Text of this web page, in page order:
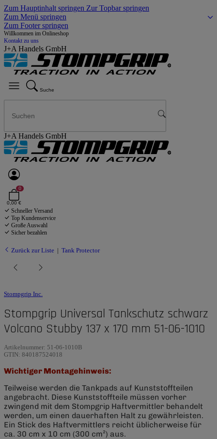
Zum Hauptinhalt springen Zur Topbar springen
Zum Menü springen
Zum Footer springen
Willkommen im Onlineshop
Kontakt zu uns
J+A Handels GmbH
Suche
J+A Handels GmbH
0
0,00 €
Schneller Versand
Top Kundenservice
Große Auswahl
Sicher bezahlen
Zurück zur Liste Tank Protector
Stompgrip Inc.
Stompgrip Universal Tankschutz schwarz
Volcano Stubby 137 x 170 mm 51-06-1010
Artikelnummer: 51-06-1010B
GTIN: 840187524018
Wichtiger Montagehinweis:
Teilweise werden die Tankpads auf Kunststoffteilen
angebracht. Diese Kunststoffteile müssen vorher
zwingend mit dem Stompgrip Haftvermittler behandelt
werden, um einen dauerhaften Halt zu gewährleisten.
Ein Stick des Haftvermittlers reicht üblicherweise für
ca. 30 cm x 10 cm (300 cm²) aus.